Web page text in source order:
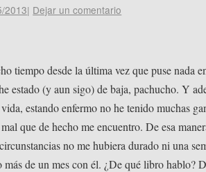
2013| Dejar un comentario
tiempo desde la última vez que puse nada
estado (y aun sigo) de baja, pachucho. Y
estando enfermo no he tenido muchas
que de hecho me encuentro. De esa
no me hubiera durado ni una
más de un mes con él. ¿De qué libro hablo?